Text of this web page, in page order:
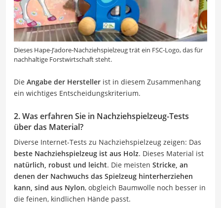
Dieses Hape-J’adore-Nachziehspielzeug trät ein FSC-Logo, das für
nachhaltige Forstwirtschaft steht.
Die Angabe der Hersteller ist in diesem Zusammenhang
ein wichtiges Entscheidungskriterium.
2. Was erfahren Sie in Nachziehspielzeug-Tests
über das Material?
Diverse Internet-Tests zu Nachziehspielzeug zeigen: Das
beste Nachziehspielzeug ist aus Holz. Dieses Material ist
natürlich, robust und leicht. Die meisten Stricke, an
denen der Nachwuchs das Spielzeug hinterherziehen
kann, sind aus Nylon, obgleich Baumwolle noch besser in
die feinen, kindlichen Hände passt.